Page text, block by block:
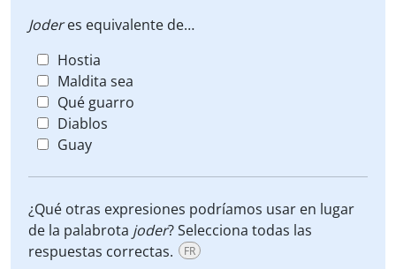
Joderes equivalente de…
Hostia
Maldita sea
Qué guarro
Diablos
Guay
¿Qué otras expresiones podríamos usar en lugar
de la palabrota joder? Selecciona todas las
respuestas correctas.
FR